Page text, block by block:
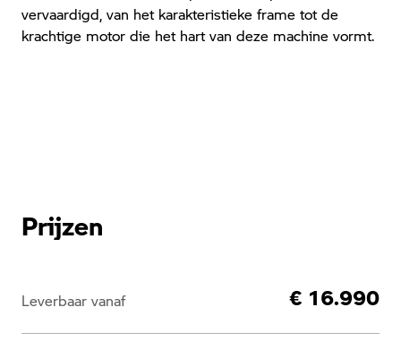
vervaardigd, van het karakteristieke frame tot de
krachtige motor die het hart van deze machine vormt.
Prijzen
€ 16.990
Leverbaar vanaf